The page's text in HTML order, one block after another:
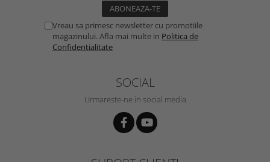
Vreau sa primesc newsletter cu promotiile
magazinului. Afla mai multe in Politica de
Confidentialitate
SOCIAL
Urmareste-ne in social media